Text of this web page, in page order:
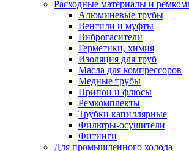
Расходные материалы и
Алюминевые трубы
Вентили и муфты
Виброгасители
Герметики, химия
Изоляция для труб
Масла для компрессоров
Медные трубы
Припои и флюсы
Ремкомплекты
Трубки капиллярные
Фильтры-осушители
Фитинги
Для промышленного холода